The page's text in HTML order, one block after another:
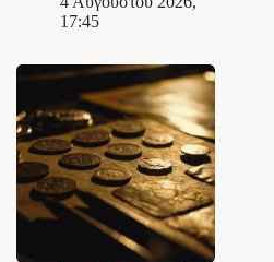
17:45